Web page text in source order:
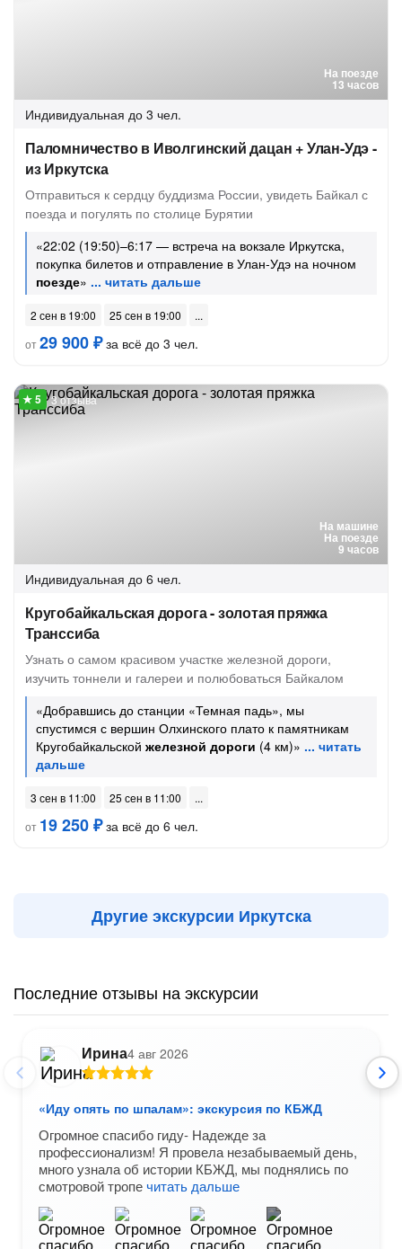
На поезде
13 часов
Индивидуальная до 3 чел.
Паломничество в Иволгинский дацан + Улан-Удэ -
из Иркутска
Отправиться к сердцу буддизма России, увидеть Байкал с
поезда и погулять по столице Бурятии
«22:02 (19:50)–6:17 — встреча на вокзале Иркутска,
покупка билетов и отправление в Улан-Удэ на ночном
поезде»
2 сен в 19:00
25 сен в 19:00
от29 900 ₽за всё до 3 чел.
На машине
На поезде
9 часов
3 отзыва
Индивидуальная до 6 чел.
Кругобайкальская дорога - золотая пряжка
Транссиба
Узнать о самом красивом участке железной дороги,
изучить тоннели и галереи и полюбоваться Байкалом
«Добравшись до станции «Темная падь», мы
спустимся с вершин Олхинского плато к памятникам
Кругобайкальской железной дороги (4 км)»
3 сен в 11:00
25 сен в 11:00
от 19 250 ₽за всё до 6 чел.
Другие экскурсии Иркутска
Последние отзывы на экскурсии
Ирина4 авг 2026
«Иду опять по шпалам»: экскурсия по КБЖД
Огромное спасибо гиду- Надежде за
профессионализм! Я провела незабываемый день,
много узнала об истории КБЖД, мы поднялись по
смотровой тропечитать дальше